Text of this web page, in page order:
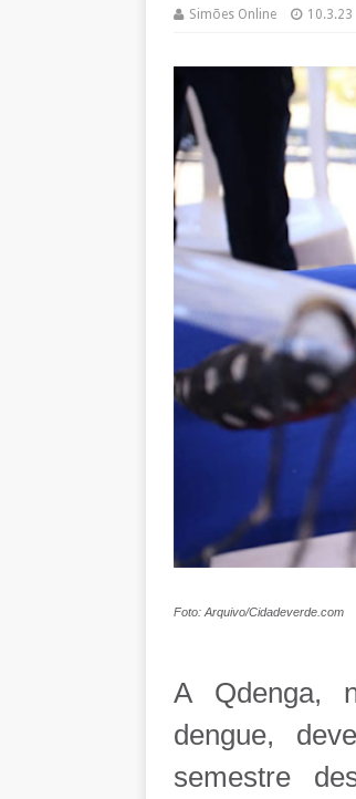
Simões Online 10.3.23
Foto: Arquivo/Cidadeverde.com
A Qdenga,
dengue,
semestre